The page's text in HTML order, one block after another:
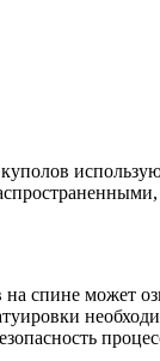
спине может